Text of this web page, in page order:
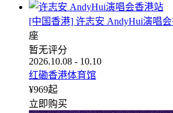
[中国香港] 许志安 AndyHui演唱
座
暂无评分
2026.10.08 - 10.10
红磡香港体育馆
¥969起
立即购买